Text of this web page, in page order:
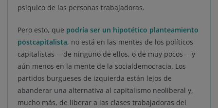
psíquico de las personas trabajadoras.
Pero esto, que podría ser un hipotético planteamiento
postcapitalista, no está en las mentes de los políticos
capitalistas —de ninguno de ellos, o de muy pocos— y
aún menos en la mente de la socialdemocracia. Los
partidos burgueses de izquierda están lejos de
abanderar una alternativa al capitalismo neoliberal y,
mucho más, de liberar a las clases trabajadoras del